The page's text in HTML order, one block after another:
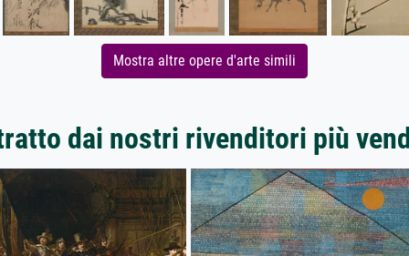
Mostra altre opere d'arte simili
dai nostri rivenditori più